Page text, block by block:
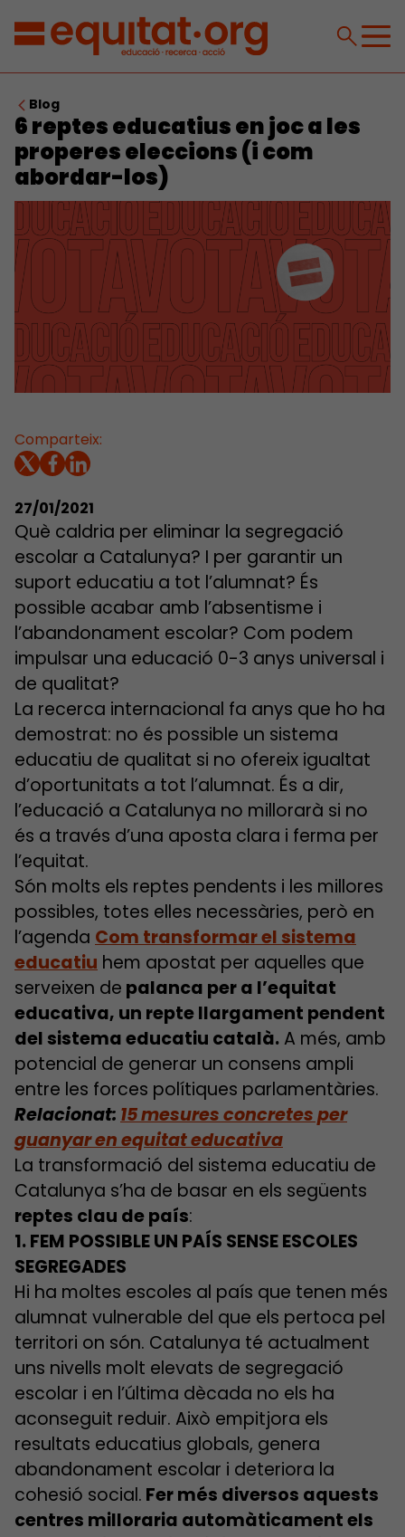
Blog
6 reptes educatius en joc a les
properes eleccions (i com
abordar-los)
Comparteix:
27/01/2021
Què caldria per eliminar la segregació
escolar a Catalunya? I per garantir un
suport educatiu a tot l’alumnat? És
possible acabar amb l’absentisme i
l’abandonament escolar? Com podem
impulsar una educació 0-3 anys universal i
de qualitat?
La recerca internacional fa anys que ho ha
demostrat: no és possible un sistema
educatiu de qualitat si no ofereix igualtat
d’oportunitats a tot l’alumnat. És a dir,
l’educació a Catalunya no millorarà si no
és a través d’una aposta clara i ferma per
l’equitat.
Són molts els reptes pendents i les millores
possibles, totes elles necessàries, però en
l’agenda Com transformar el sistema
educatiu hem apostat per aquelles que
serveixen de palanca per a l’equitat
educativa, un repte llargament pendent
del sistema educatiu català. A més, amb
potencial de generar un consens ampli
entre les forces polítiques parlamentàries.
Relacionat: 15 mesures concretes per
guanyar en equitat educativa
La transformació del sistema educatiu de
Catalunya s’ha de basar en els següents
reptes clau de país:
1. FEM POSSIBLE UN PAÍS SENSE ESCOLES
SEGREGADES
Hi ha moltes escoles al país que tenen més
alumnat vulnerable del que els pertoca pel
territori on són. Catalunya té actualment
uns nivells molt elevats de segregació
escolar i en l’última dècada no els ha
aconseguit reduir. Això empitjora els
resultats educatius globals, genera
abandonament escolar i deteriora la
cohesió social. Fer més diversos aquests
centres milloraria automàticament els